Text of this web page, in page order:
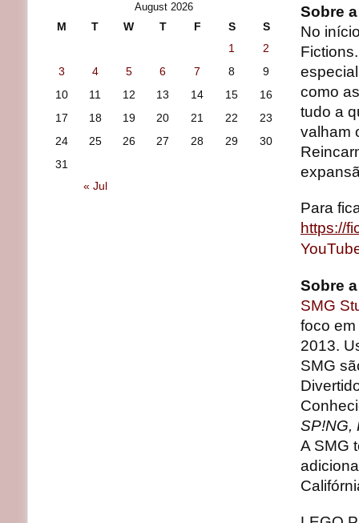
Sobre
No
como
tudo a
valham
Para
https://
Sobre
SMG
foco
2013.
SMG
SP!NG,
A SMG
August 2026
M T W T F S S
« Jul
1
2
3
4 5 6 7 8
9
10
11 12 13 14 15
16
17
18 19 20 21 22
23
24
25 26 27 28 29
30
31